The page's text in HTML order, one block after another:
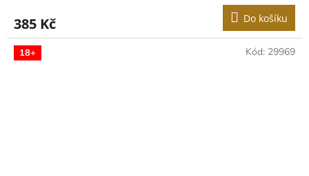
385 Kč Do košíku
18+ Kód: 29969